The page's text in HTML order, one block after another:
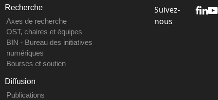
Recherche
Axes de recherche
OST, chaires et équipes
BIN - Bureau des initiatives
numériques
Bourses et soutien
Diffusion
Publications
Suivez-
nous